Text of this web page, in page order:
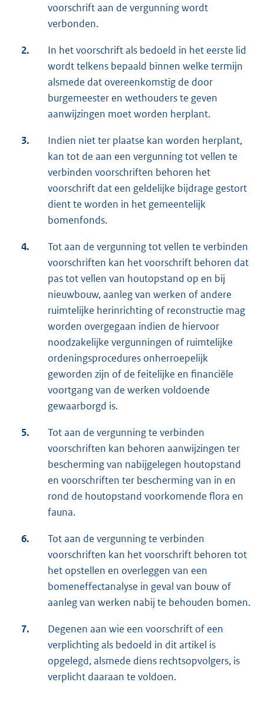
voorschrift aan de vergunning wordt
verbonden.
2.
In het voorschrift als bedoeld in het eerste lid
wordt telkens bepaald binnen welke termijn
alsmede dat overeenkomstig de door
burgemeester en wethouders te geven
aanwijzingen moet worden herplant.
3.
Indien niet ter plaatse kan worden herplant,
kan tot de aan een vergunning tot vellen te
verbinden voorschriften behoren het
voorschrift dat een geldelijke bijdrage gestort
dient te worden in het gemeentelijk
bomenfonds.
4.
Tot aan de vergunning tot vellen te verbinden
voorschriften kan het voorschrift behoren dat
pas tot vellen van houtopstand op en bij
nieuwbouw, aanleg van werken of andere
ruimtelijke herinrichting of reconstructie mag
worden overgegaan indien de hiervoor
noodzakelijke vergunningen of ruimtelijke
ordeningsprocedures onherroepelijk
geworden zijn of de feitelijke en financiële
voortgang van de werken voldoende
gewaarborgd is.
5.
Tot aan de vergunning te verbinden
voorschriften kan behoren aanwijzingen ter
bescherming van nabijgelegen houtopstand
en voorschriften ter bescherming van in en
rond de houtopstand voorkomende flora en
fauna.
6.
Tot aan de vergunning te verbinden
voorschriften kan het voorschrift behoren tot
het opstellen en overleggen van een
bomeneffectanalyse in geval van bouw of
aanleg van werken nabij te behouden bomen.
7.
Degenen aan wie een voorschrift of een
verplichting als bedoeld in dit artikel is
opgelegd, alsmede diens rechtsopvolgers, is
verplicht daaraan te voldoen.